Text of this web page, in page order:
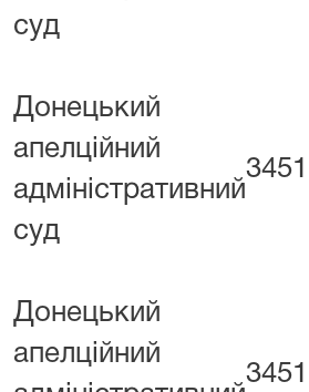
суд
Донецький
апелційний
адміністративний
суд
Донецький
апелційний